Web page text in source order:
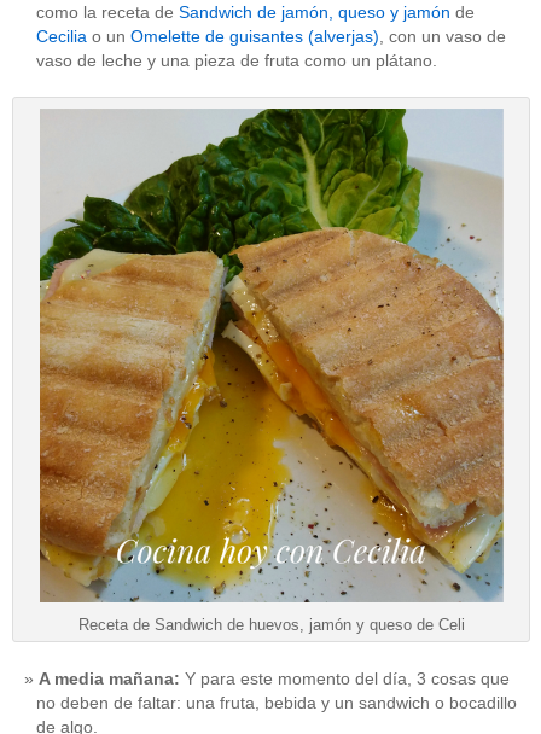
como la receta de Sandwich de jamón, queso y jamón de
Cecilia o un Omelette de guisantes (alverjas), con un vaso de
vaso de leche y una pieza de fruta como un plátano.
Receta de Sandwich de huevos, jamón y queso de Celi
A media mañana: Y para este momento del día, 3 cosas que
no deben de faltar: una fruta, bebida y un sandwich o bocadillo
de algo.